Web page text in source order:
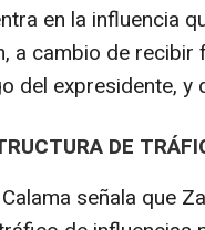
en la influencia
a cambio de
del expresidente, y
DE
señala que